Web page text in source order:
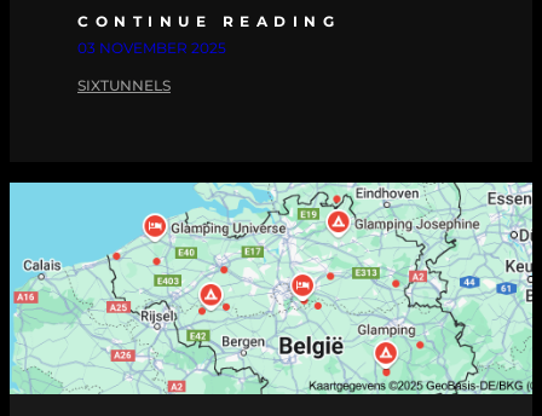
CONTINUE READING
03 NOVEMBER 2025
SIXTUNNELS